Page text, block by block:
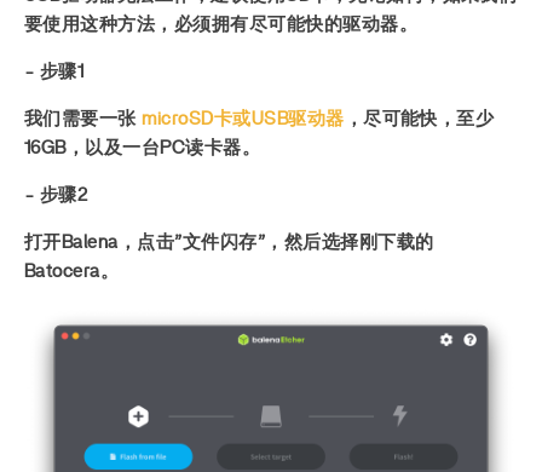
要使用这种方法，必须拥有尽可能快的驱动器。
- 步骤1
我们需要一张microSD卡或USB驱动器 ，尽可能快，至少
16GB，以及一台PC读卡器。
- 步骤2
打开Balena，点击”文件闪存”，然后选择刚下载的
Batocera。